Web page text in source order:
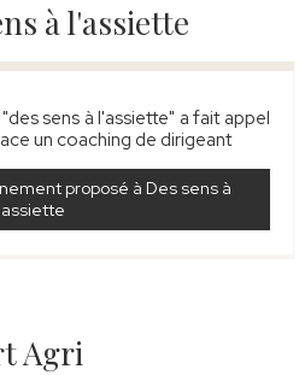
à l'assiette
sens à l'assiette" a fait appel
un coaching de dirigeant
proposé à Des sens à
Agri